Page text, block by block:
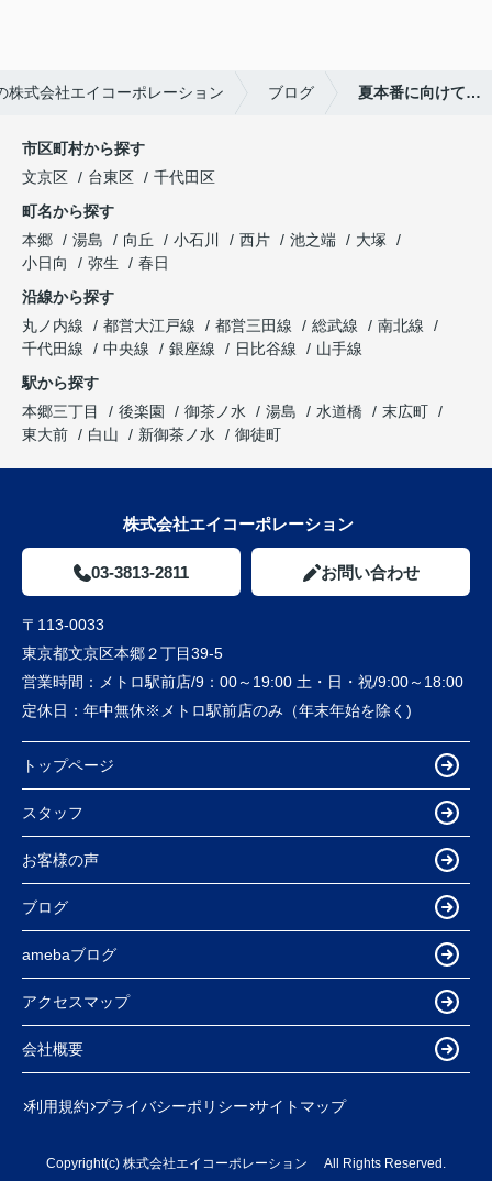
株式会社エイコーポレーション ブログ 夏本番に向けて…
市区町村から探す
文京区
台東区
千代田区
町名から探す
本郷
湯島 向丘 小石川 西片 池之端
大塚
小日向
弥生
春日
沿線から探す
丸ノ内線
都営大江戸線 都営三田線 総武線
南北線
千代田線
中央線 銀座線 日比谷線
山手線
駅から探す
本郷三丁目
後楽園 御茶ノ水 湯島 水道橋
末広町
東大前
白山 新御茶ノ水 御徒町
株式会社エイコーポレーション
03-3813-2811 お問い合わせ
〒113-0033
東京都文京区本郷２丁目39-5
営業時間： メトロ駅前店/9：00～19:00 土・日・祝/9:00～18:00
定休日： 年中無休※メトロ駅前店のみ（年末年始を除く)
トップページ
スタッフ
お客様の声
ブログ
amebaブログ
アクセスマップ
会社概要
利用規約 プライバシーポリシー サイトマップ
Copyright(c) 株式会社エイコーポレーション All Rights Reserved.